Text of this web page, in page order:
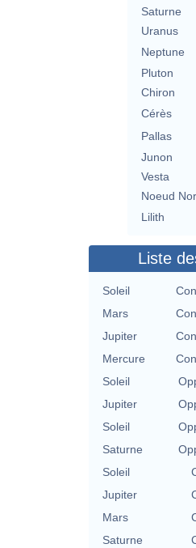
Saturne
Uranus
Neptune
Pluton
Chiron
Cérès
Pallas
Junon
Vesta
Noeud
Lilith
Liste
Soleil
Mars
Jupiter
Mercure
Soleil
Jupiter
Soleil
Saturne
Soleil
Jupiter
Mars
Saturne